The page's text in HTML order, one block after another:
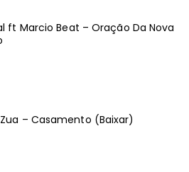
ft Marcio Beat – Oração Da Nova
– Casamento (Baixar)